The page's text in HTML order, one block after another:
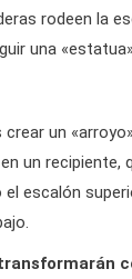
rodeen la
una
un
un recipiente,
escalón